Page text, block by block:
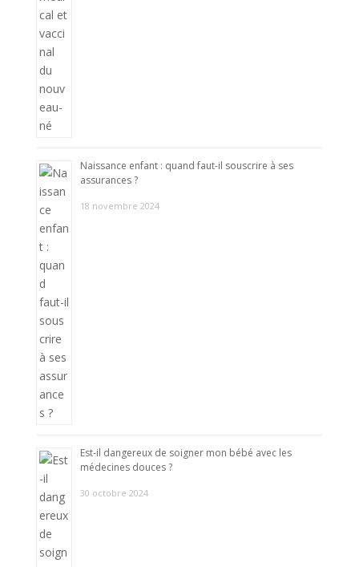
Naissance enfant : quand faut-il souscrire à ses
assurances ?
18 novembre 2024
Est-il dangereux de soigner mon bébé avec les
médecines douces ?
30 octobre 2024